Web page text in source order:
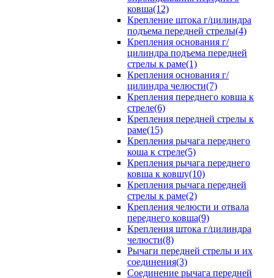
ковша(12)
Крепление штока г/цилиндра
подъема передней стрелы(4)
Крепления основания г/
цилиндра подъема передней
стрелы к раме(1)
Крепления основания г/
цилиндра челюсти(7)
Крепления переднего ковша к
стреле(6)
Крепления передней стрелы к
раме(15)
Крепления рычага переднего
коша к стреле(5)
Крепления рычага переднего
ковша к ковшу(10)
Крепления рычага передней
стрелы к раме(2)
Крепления челюсти и отвала
переднего ковша(9)
Крепления штока г/цилиндра
челюсти(8)
Рычаги передней стрелы и их
соединения(3)
Соединение рычага передней